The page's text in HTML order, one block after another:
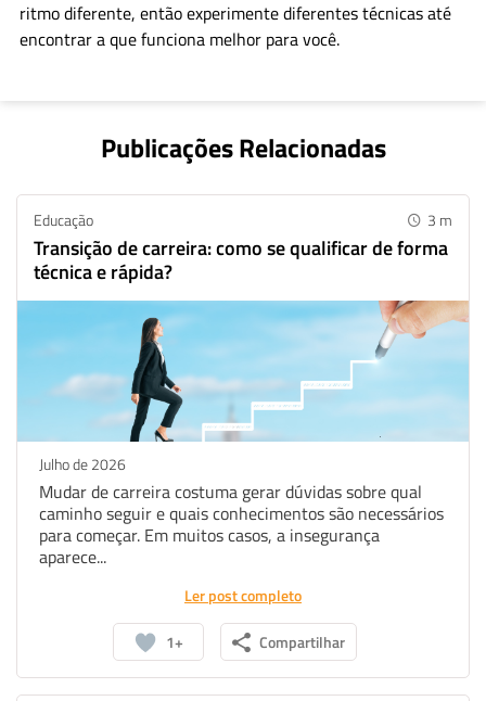
ritmo diferente, então experimente diferentes técnicas até
encontrar a que funciona melhor para você.
Publicações Relacionadas
Educação 3 m
Transição de carreira: como se qualificar de forma
técnica e rápida?
Julho de 2026
Mudar de carreira costuma gerar dúvidas sobre qual
caminho seguir e quais conhecimentos são necessários
para começar. Em muitos casos, a insegurança
aparece...
Ler post completo
1+ Compartilhar
Whatsapp Facebook Linkedin
Twitter